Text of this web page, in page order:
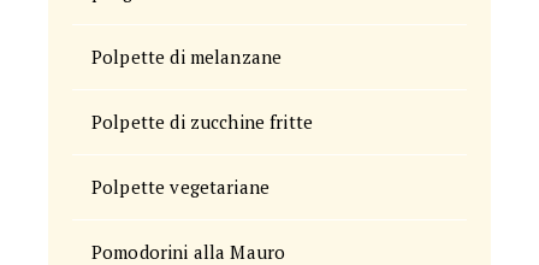
Polpette di melanzane
Polpette di zucchine fritte
Polpette vegetariane
Pomodorini alla Mauro